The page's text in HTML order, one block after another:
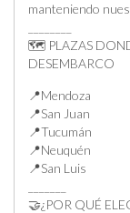
manteniendo
🗺️ PLAZAS
DESEMBARCO
📍Mendoza
📍San Juan
📍Tucumán
📍Neuquén
📍San Luis
🤝¿POR QUÉ